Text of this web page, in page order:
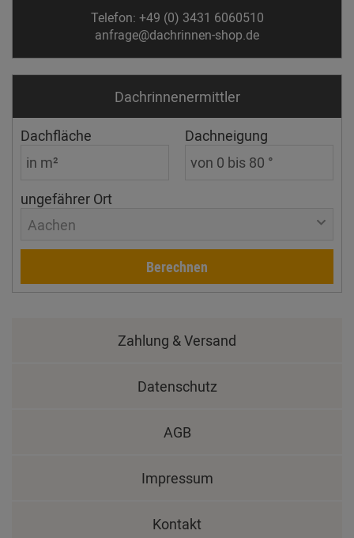
Telefon: +49 (0) 3431 6060510
anfrage@dachrinnen-shop.de
Dachrinnen­ermittler
Dachfläche Dachneigung
ungefährer Ort
Aachen
Berechnen
Zahlung & Versand
Datenschutz
AGB
Impressum
Kontakt